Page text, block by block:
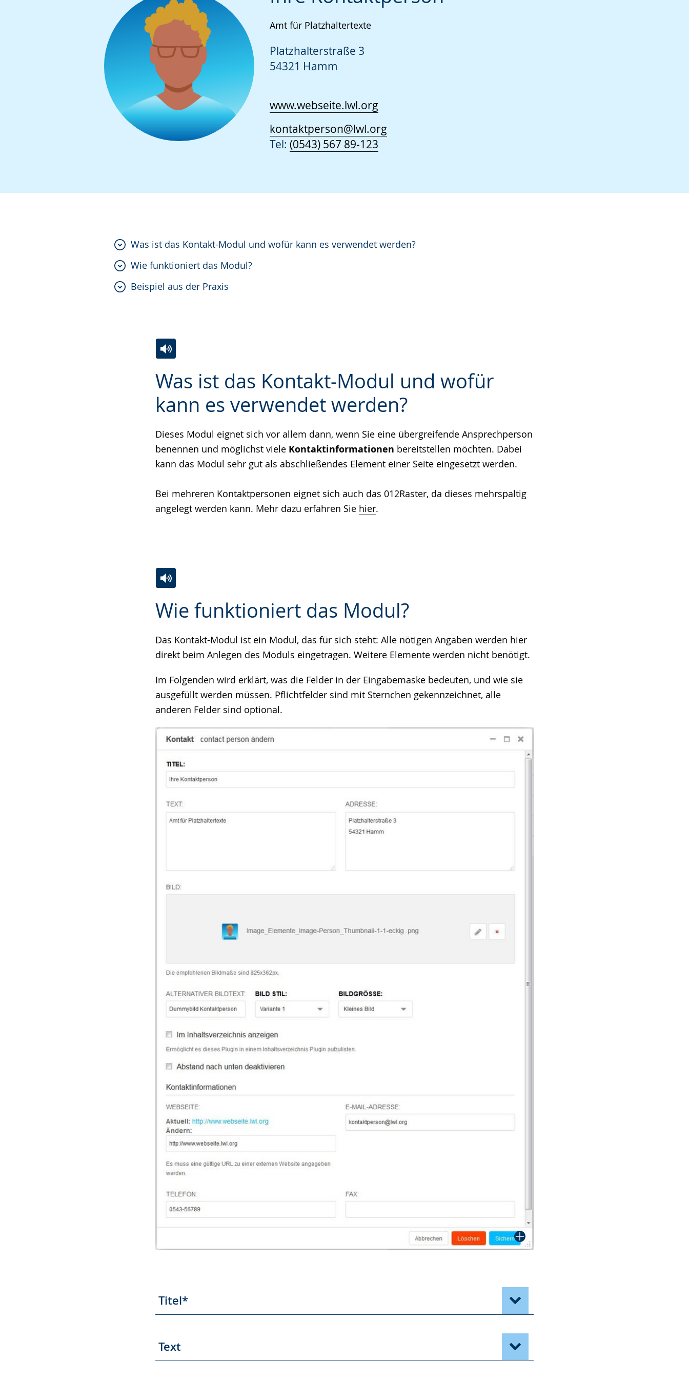
Amt für Platzhaltertexte
Platzhalterstraße 3
54321 Hamm
www.webseite.lwl.org
kontaktperson@lwl.org
Tel: (0543) 567 89-123
Was ist das Kontakt-Modul und wofür kann es verwendet werden?
Wie funktioniert das Modul?
Beispiel aus der Praxis
Was ist das Kontakt-Modul und wofür
kann es verwendet werden?
Dieses Modul eignet sich vor allem dann, wenn Sie eine übergreifende Ansprechperson
benennen und möglichst viele Kontaktinformationen bereitstellen möchten. Dabei
kann das Modul sehr gut als abschließendes Element einer Seite eingesetzt werden.
Bei mehreren Kontaktpersonen eignet sich auch das 012Raster, da dieses mehrspaltig
angelegt werden kann. Mehr dazu erfahren Sie hier.
Leichten
Sprache
wechseln.
Audio-
Unterstützung.
Video
in
Deutscher
wird
angezeigt.
Wie funktioniert das Modul?
Das Kontakt-Modul ist ein Modul, das für sich steht: Alle nötigen Angaben werden hier
direkt beim Anlegen des Moduls eingetragen. Weitere Elemente werden nicht benötigt.
Im Folgenden wird erklärt, was die Felder in der Eingabemaske bedeuten, und wie sie
ausgefüllt werden müssen. Pflichtfelder sind mit Sternchen gekennzeichnet, alle
anderen Felder sind optional.
Leichten
wechseln.
Audio-
Video
Deutscher
Gebärdensprache
angezeigt.
Titel*
Text